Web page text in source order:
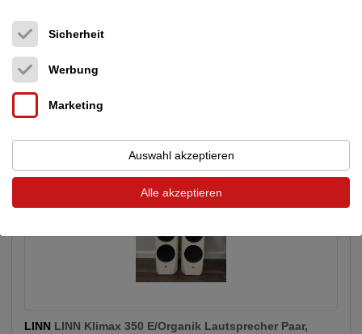
Supply für Linn LP 12 / Schwarz
Plattensp. Zubehör
Neupreis: 11.600 €
LINN LINN Klimax 350 E/Organik Lautsprecher Paar,
Sicherheit
Werbung
Marketing
Auswahl akzeptieren
Alle akzeptieren